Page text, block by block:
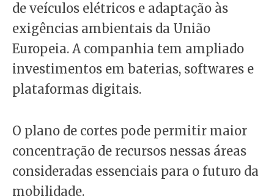
de veículos elétricos e adaptação às
exigências ambientais da União
Europeia. A companhia tem ampliado
investimentos em baterias, softwares e
plataformas digitais.
O plano de cortes pode permitir maior
concentração de recursos nessas áreas
consideradas essenciais para o futuro da
mobilidade.